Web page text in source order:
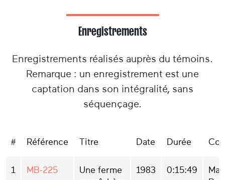
Enregistrements
Enregistrements réalisés auprès du témoins.
Remarque : un enregistrement est une
captation dans son intégralité, sans
séquençage.
# Référence Titre Date Durée
1 MB-225
Une ferme
1983 0:15:49